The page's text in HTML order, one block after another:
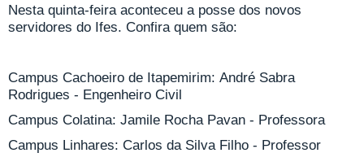
Nesta quinta-feira aconteceu a posse dos novos
servidores do Ifes. Confira quem são:
Campus Cachoeiro de Itapemirim: André Sabra
Rodrigues - Engenheiro Civil
Campus Colatina: Jamile Rocha Pavan - Professora
Campus Linhares: Carlos da Silva Filho - Professor